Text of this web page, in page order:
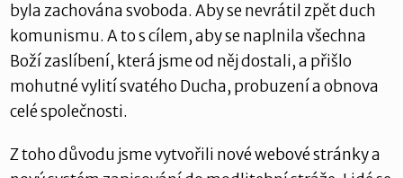
byla zachována svoboda. Aby se nevrátil zpět duch
komunismu. A to s cílem, aby se naplnila všechna
Boží zaslíbení, která jsme od něj dostali, a přišlo
mohutné vylití svatého Ducha, probuzení a obnova
celé společnosti.
Z toho důvodu jsme vytvořili nové webové stránky a